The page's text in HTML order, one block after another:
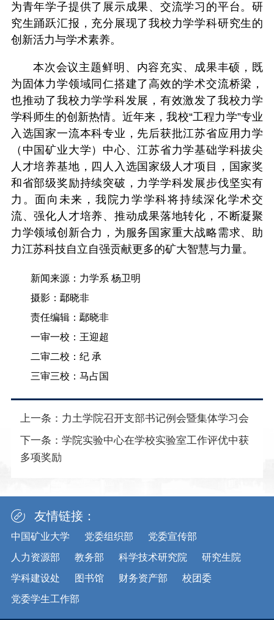
为青年学子提供了展示成果、交流学习的平台。研
究生踊跃汇报，充分展现了我校力学学科研究生的
创新活力与学术素养。
本次会议主题鲜明、内容充实、成果丰硕，既
为固体力学领域同仁搭建了高效的学术交流桥梁，
也推动了我校力学学科发展，有效激发了我校力学
学科师生的创新热情。近年来，我校“工程力学”专业
入选国家一流本科专业，先后获批江苏省应用力学
（中国矿业大学）中心、江苏省力学基础学科拔尖
人才培养基地，四人入选国家级人才项目，国家奖
和省部级奖励持续突破，力学学科发展步伐坚实有
力。面向未来，我院力学学科将持续深化学术交
流、强化人才培养、推动成果落地转化，不断凝聚
力学领域创新合力，为服务国家重大战略需求、助
力江苏科技自立自强贡献更多的矿大智慧与力量。
新闻来源：力学系 杨卫明
摄影：鄢晓非
责任编辑：鄢晓非
一审一校：王迎超
二审二校：纪 承
三审三校：马占国
上一条： 力土学院召开支部书记例会暨集体学习会
下一条： 学院实验中心在学校实验室工作评优中获
多项奖励
友情链接：
中国矿业大学 党委组织部
党委宣传部
人力资源部
教务部 科学技术研究院
研究生院
学科建设处
图书馆 财务资产部
校团委
党委学生工作部